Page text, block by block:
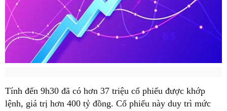
Tính đến 9h30 đã có hơn 37 triệu cổ phiếu được khớp
lệnh, giá trị hơn 400 tỷ đồng. Cổ phiếu này duy trì mức